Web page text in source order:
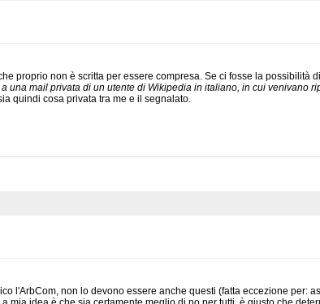
proprio non è scritta per essere compresa. Se ci fosse la possibilità
una mail privata di un utente di Wikipedia in italiano, in cui venivano
quindi cosa privata tra me e il segnalato.
l'ArbCom, non lo devono essere anche questi (fatta eccezione per: